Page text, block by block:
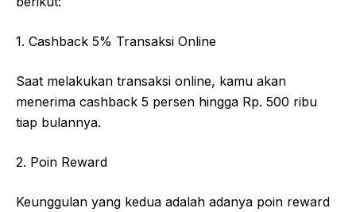
1. Cashback 5% Transaksi Online
Saat melakukan transaksi online, kamu akan
menerima cashback 5 persen hingga Rp. 500 ribu
tiap bulannya.
2. Poin Reward
Keunggulan yang kedua adalah adanya poin reward